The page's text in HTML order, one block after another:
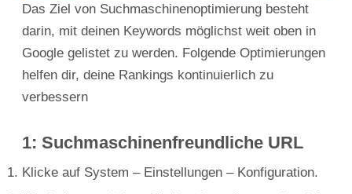
Das Ziel von Suchmaschinenoptimierung besteht
darin, mit deinen Keywords möglichst weit oben in
Google gelistet zu werden. Folgende Optimierungen
helfen dir, deine Rankings kontinuierlich zu
verbessern
1: Suchmaschinenfreundliche URL
Klicke auf System – Einstellungen – Konfiguration.